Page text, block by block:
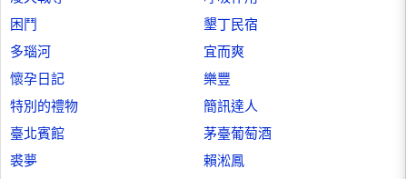
困鬥
墾丁民宿
多瑙河
宜而爽
懷孕日記
樂豐
特別的禮物
簡訊達人
臺北賓館
茅臺葡萄酒
裘夢
賴淞鳳